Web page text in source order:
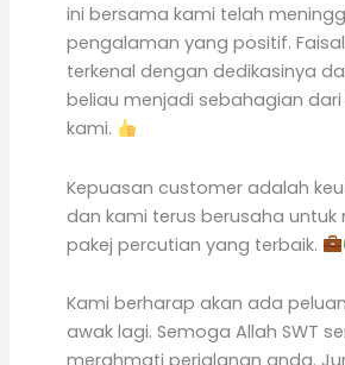
ini bersama kami telah
pengalaman yang positif.
terkenal dengan dedikasinya
beliau menjadi sebahagian
kami.
Kepuasan customer adalah
dan kami terus berusaha untuk
pakej percutian yang terbaik.
Kami berharap akan ada
awak lagi. Semoga Allah SWT